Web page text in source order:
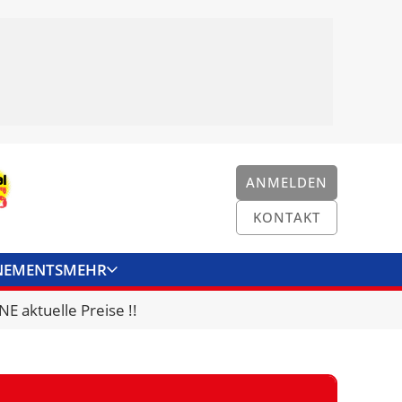
ANMELDEN
KONTAKT
MEHR
KONTAKT
aktuelle Preise !!